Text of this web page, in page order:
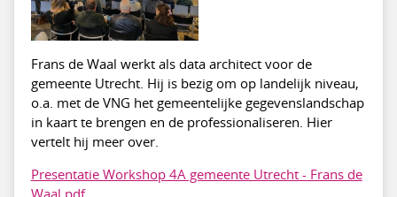
Frans de Waal werkt als data architect voor de
gemeente Utrecht. Hij is bezig om op landelijk niveau,
o.a. met de VNG het gemeentelijke gegevenslandschap
in kaart te brengen en de professionaliseren. Hier
vertelt hij meer over.
Presentatie Workshop 4A gemeente Utrecht - Frans de